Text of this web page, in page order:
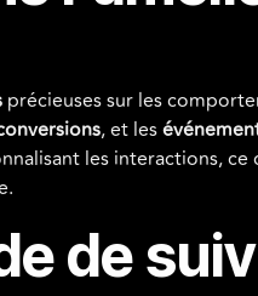
précieuses sur les
, et les
les interactions,
de